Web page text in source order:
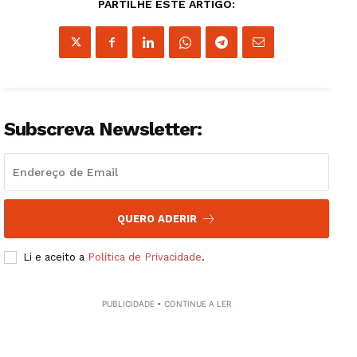
Guimarães, agora!
PARTILHE ESTE ARTIGO:
Subscreva Newsletter:
QUERO ADERIR
Li e aceito a Política de Privacidade.
PUBLICIDADE • CONTINUE A LER